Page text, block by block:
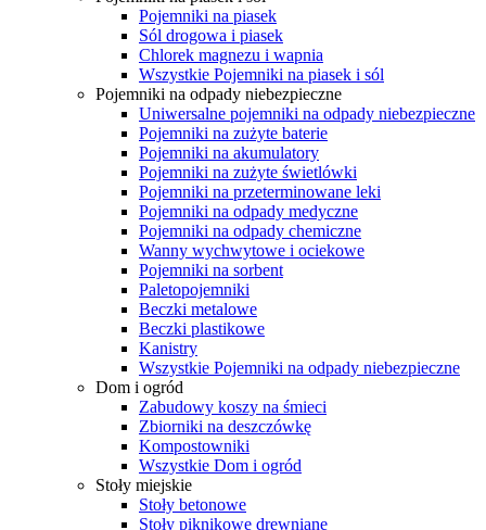
Pojemniki na piasek
Sól drogowa i piasek
Chlorek magnezu i wapnia
Wszystkie Pojemniki na piasek i sól
Pojemniki na odpady niebezpieczne
Uniwersalne pojemniki na odpady niebezpieczne
Pojemniki na zużyte baterie
Pojemniki na akumulatory
Pojemniki na zużyte świetlówki
Pojemniki na przeterminowane leki
Pojemniki na odpady medyczne
Pojemniki na odpady chemiczne
Wanny wychwytowe i ociekowe
Pojemniki na sorbent
Paletopojemniki
Beczki metalowe
Beczki plastikowe
Kanistry
Wszystkie Pojemniki na odpady niebezpieczne
Dom i ogród
Zabudowy koszy na śmieci
Zbiorniki na deszczówkę
Kompostowniki
Wszystkie Dom i ogród
Stoły miejskie
Stoły betonowe
Stoły piknikowe drewniane